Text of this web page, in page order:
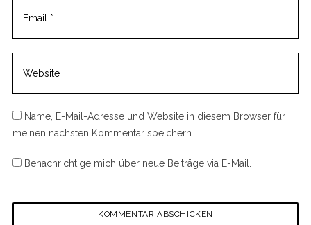
Name, E-Mail-Adresse und Website in diesem Browser für
meinen nächsten Kommentar speichern.
Benachrichtige mich über neue Beiträge via E-Mail.